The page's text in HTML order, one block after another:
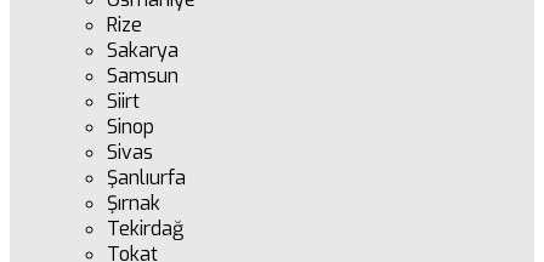
Rize
Sakarya
Samsun
Siirt
Sinop
Sivas
Şanlıurfa
Şırnak
Tekirdağ
Tokat